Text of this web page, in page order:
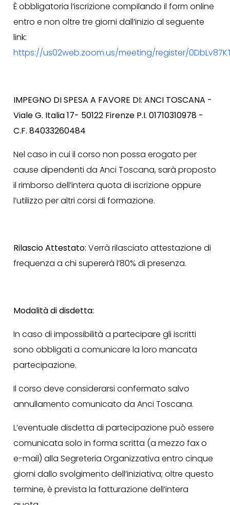
È obbligatoria l’iscrizione compilando il form online
entro e non oltre tre giorni dall’inizio al seguente
link:
https://us02web.zoom.us/meeting/register/
IMPEGNO DI SPESA A FAVORE DI: ANCI TOSCANA -
Viale G. Italia 17- 50122 Firenze P.I. 01710310978 -
C.F. 84033260484
Nel caso in cui il corso non possa erogato per
cause dipendenti da Anci Toscana, sarà proposto
il rimborso dell’intera quota di iscrizione oppure
l’utilizzo per altri corsi di formazione.
Rilascio Attestato: Verrà rilasciato attestazione di
frequenza a chi supererà l’80% di presenza.
Modalità di disdetta:
In caso di impossibilità a partecipare gli iscritti
sono obbligati a comunicare la loro mancata
partecipazione.
Il corso deve considerarsi confermato salvo
annullamento comunicato da Anci Toscana.
L’eventuale disdetta di partecipazione può essere
comunicata solo in forma scritta (a mezzo fax o
e-mail) alla Segreteria Organizzativa entro cinque
giorni dallo svolgimento dell’iniziativa; oltre questo
termine, è prevista la fatturazione dell’intera